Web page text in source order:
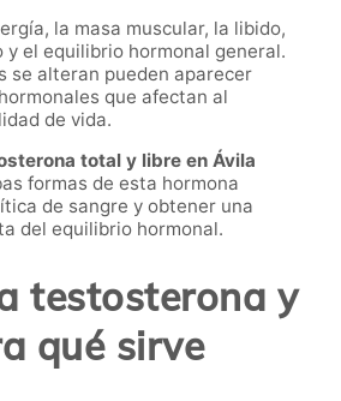
la masa muscular, la libido,
y el equilibrio hormonal general.
se alteran pueden aparecer
que afectan al
de vida.
total y libre en Ávila
formas de esta hormona
de sangre y obtener una
del equilibrio hormonal.
testosterona y
qué sirve